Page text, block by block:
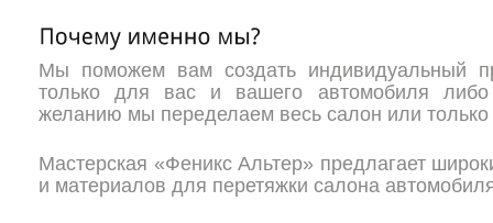
Мы поможем вам создать индивидуальный
только для вас и вашего автомобиля
желанию мы переделаем весь салон или
Мастерская «Феникс Альтер» предлагает
и материалов для перетяжки салона